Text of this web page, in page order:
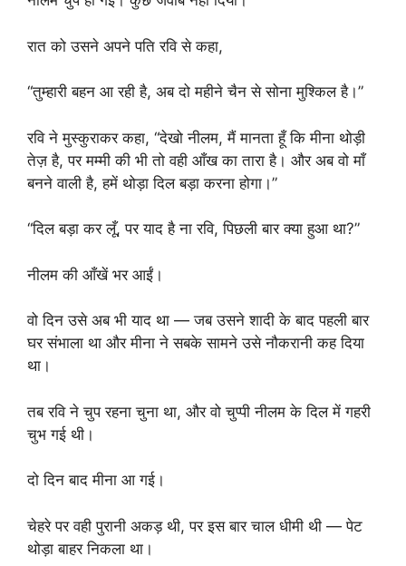
रात को उसने अपने पति रवि से कहा,
“तुम्हारी बहन आ रही है, अब दो महीने चैन से सोना मुश्किल है।”
रवि ने मुस्कुराकर कहा, “देखो नीलम, मैं मानता हूँ कि मीना थोड़ी
तेज़ है, पर मम्मी की भी तो वही आँख का तारा है। और अब वो माँ
बनने वाली है, हमें थोड़ा दिल बड़ा करना होगा।”
“दिल बड़ा कर लूँ, पर याद है ना रवि, पिछली बार क्या हुआ था?”
नीलम की आँखें भर आईं।
वो दिन उसे अब भी याद था — जब उसने शादी के बाद पहली बार
घर संभाला था और मीना ने सबके सामने उसे नौकरानी कह दिया
था।
तब रवि ने चुप रहना चुना था, और वो चुप्पी नीलम के दिल में गहरी
चुभ गई थी।
दो दिन बाद मीना आ गई।
चेहरे पर वही पुरानी अकड़ थी, पर इस बार चाल धीमी थी — पेट
थोड़ा बाहर निकला था।